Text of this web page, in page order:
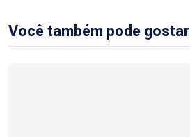
Você também pode gostar